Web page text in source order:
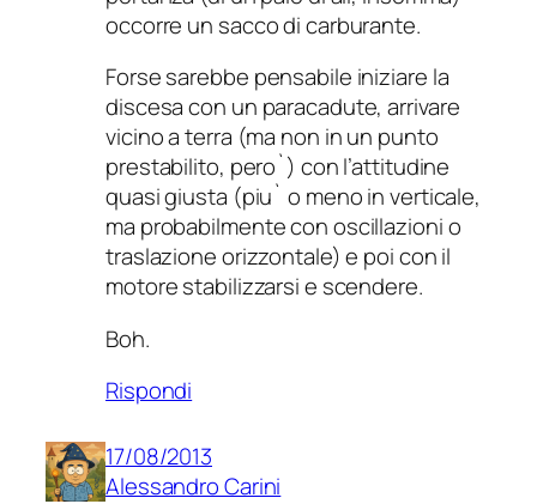
occorre un sacco di carburante.
Forse sarebbe pensabile iniziare la
discesa con un paracadute, arrivare
vicino a terra (ma non in un punto
prestabilito, pero`) con l’attitudine
quasi giusta (piu` o meno in verticale,
ma probabilmente con oscillazioni o
traslazione orizzontale) e poi con il
motore stabilizzarsi e scendere.
Boh.
Rispondi
17/08/2013
Alessandro Carini